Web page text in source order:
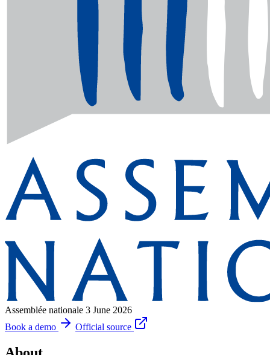
Assemblée nationale 3 June 2026
Book a demo
Official source